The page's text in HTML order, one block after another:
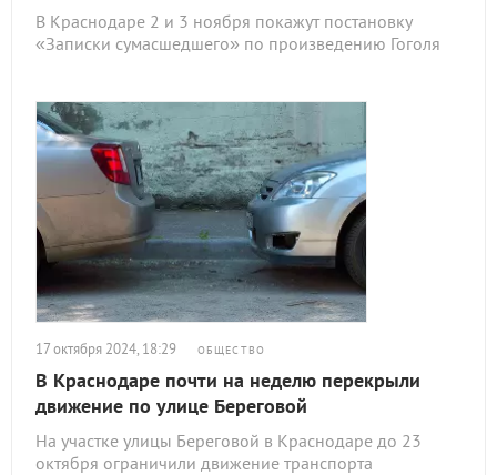
В Краснодаре 2 и 3 ноября покажут постановку
«Записки сумасшедшего» по произведению Гоголя
17 октября 2024, 18:29 ОБЩЕСТВО
В Краснодаре почти на неделю перекрыли
движение по улице Береговой
На участке улицы Береговой в Краснодаре до 23
октября ограничили движение транспорта